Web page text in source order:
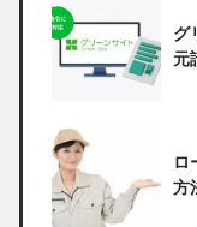
グ
元
ロ
方